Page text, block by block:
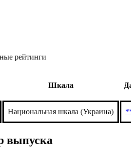
по ЦБ РФ
рейтинги
Национальная шкала (Украина)